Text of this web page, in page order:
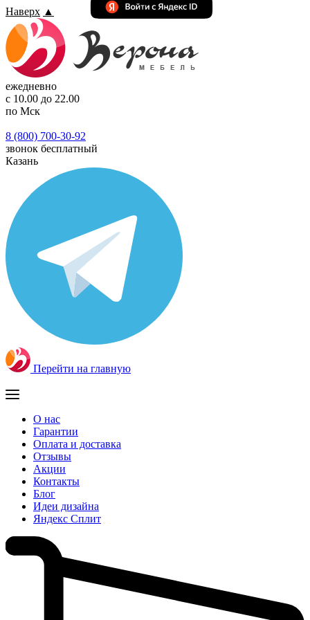
Наверх ▲
ежедневно
с 10.00 до 22.00
по Мск
8 (800) 700-30-92
звонок бесплатный
Казань
Перейти на главную
О нас
Гарантии
Оплата и доставка
Отзывы
Акции
Контакты
Блог
Идеи дизайна
Яндекс Сплит